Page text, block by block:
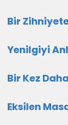
Bir
Yenilgiyi
Bir Kez
Eksilen